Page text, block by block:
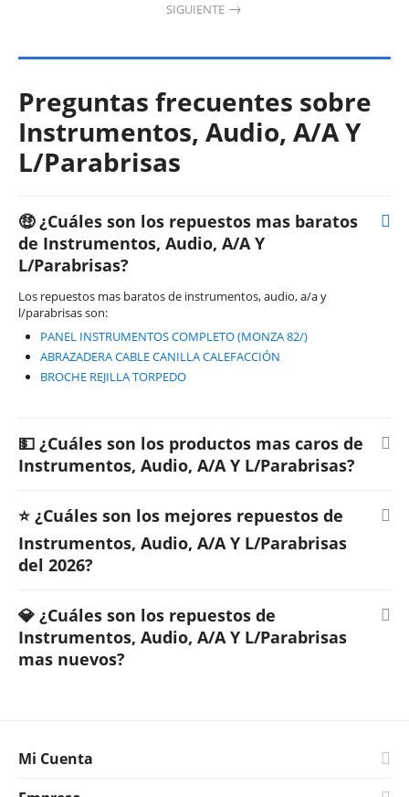
SIGUIENTE
Preguntas frecuentes sobre
Instrumentos, Audio, A/A Y
L/Parabrisas
🤑 ¿Cuáles son los repuestos mas baratos
de Instrumentos, Audio, A/A Y
L/Parabrisas?
Los repuestos mas baratos de instrumentos, audio, a/a y
l/parabrisas son:
PANEL INSTRUMENTOS COMPLETO (MONZA 82/)
ABRAZADERA CABLE CANILLA CALEFACCIÓN
BROCHE REJILLA TORPEDO
💵 ¿Cuáles son los productos mas caros de
Instrumentos, Audio, A/A Y L/Parabrisas?
⭐ ¿Cuáles son los mejores repuestos de
Instrumentos, Audio, A/A Y L/Parabrisas
del 2026?
💎 ¿Cuáles son los repuestos de
Instrumentos, Audio, A/A Y L/Parabrisas
mas nuevos?
Mi Cuenta